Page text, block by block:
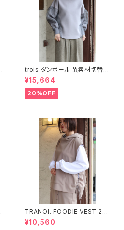
trois ダンボール 異素材切替プ
ルオーバー（T246-82060）
¥15,664
20%OFF
TRANOI. FOODIE VEST 214
J226
¥10,560